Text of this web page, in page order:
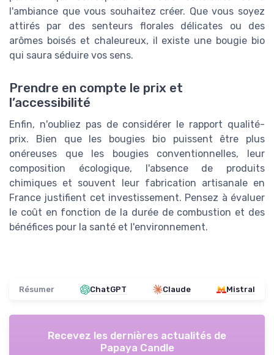
l'ambiance que vous souhaitez créer. Que vous soyez
attirés par des senteurs florales délicates ou des
arômes boisés et chaleureux, il existe une bougie bio
qui saura séduire vos sens.
Prendre en compte le prix et
l’accessibilité
Enfin, n'oubliez pas de considérer le rapport qualité-
prix. Bien que les bougies bio puissent être plus
onéreuses que les bougies conventionnelles, leur
composition écologique, l'absence de produits
chimiques et souvent leur fabrication artisanale en
France justifient cet investissement. Pensez à évaluer
le coût en fonction de la durée de combustion et des
bénéfices pour la santé et l'environnement.
Résumer ChatGPT Claude Mistral
Recevez les dernières actualités de
Papaya Candle